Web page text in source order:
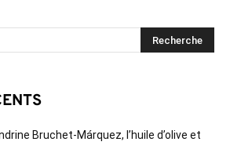
Bruchet-Márquez, l’huile d’olive et